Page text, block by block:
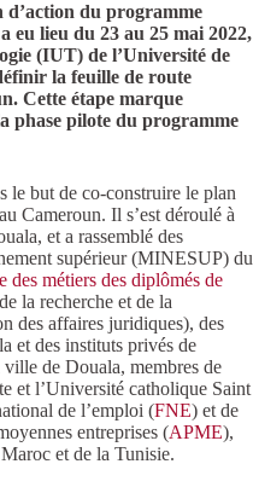
d’action du programme
lieu du 23 au 25 mai 2022,
(IUT) de l’Université de
la feuille de route
Cette étape marque
phase pilote du programme
le but de co-construire le plan
au Cameroun. Il s’est déroulé à
et a rassemblé des
supérieur (MINESUP) du
des métiers des diplômés de
la recherche et de la
des affaires juridiques), des
et des instituts privés de
de Douala, membres de
et l’Université catholique Saint
de l’emploi (FNE) et de
entreprises (APME),
et de la Tunisie.